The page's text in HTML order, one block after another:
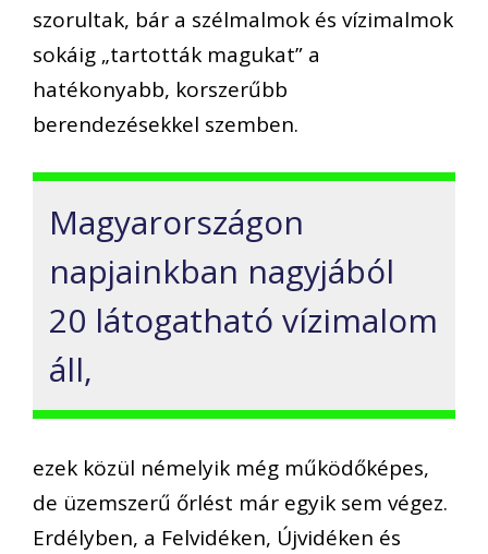
szorultak, bár a szélmalmok és vízimalmok
sokáig „tartották magukat” a
hatékonyabb, korszerűbb
berendezésekkel szemben.
Magyarországon
napjainkban nagyjából
20 látogatható vízimalom
áll,
ezek közül némelyik még működőképes,
de üzemszerű őrlést már egyik sem végez.
Erdélyben, a Felvidéken, Újvidéken és